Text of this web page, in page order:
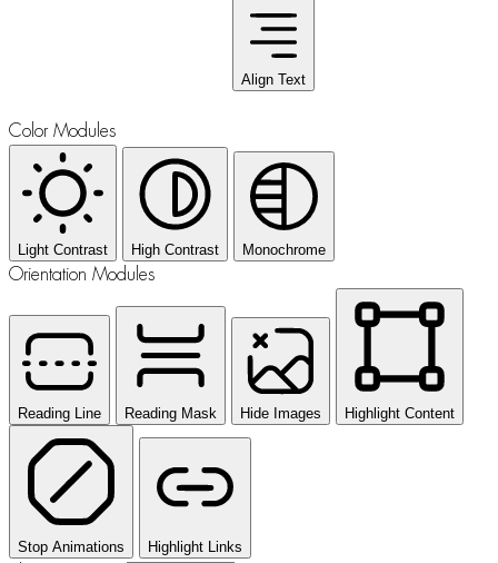
Align Text
Color Modules
Light Contrast High Contrast Monochrome
Orientation Modules
Reading Line Reading Mask Hide Images Highlight Content
Stop Animations Highlight Links